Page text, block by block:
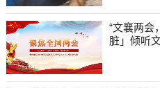
“文襄两
脏」倾听